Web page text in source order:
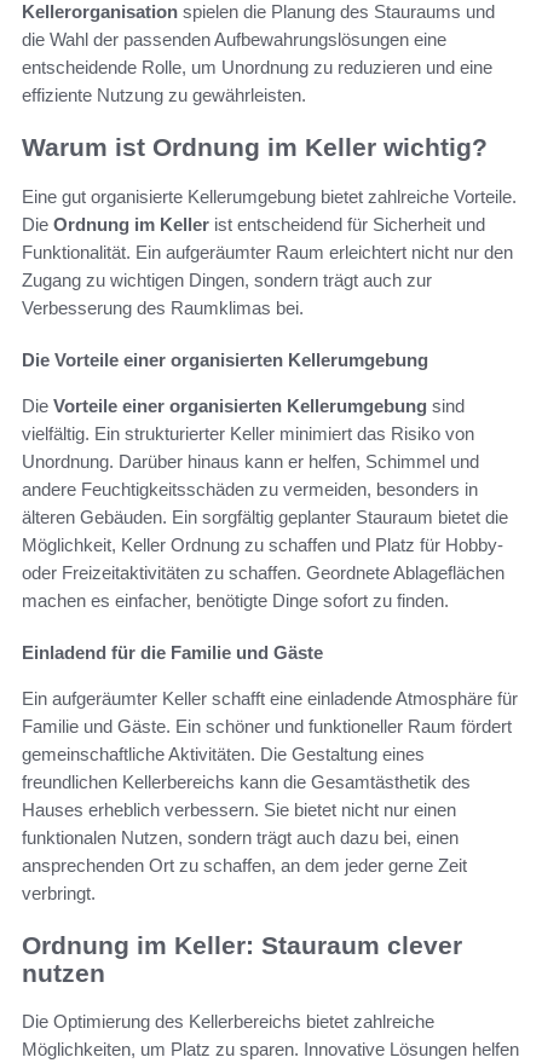
Kellerorganisation spielen die Planung des Stauraums und
die Wahl der passenden Aufbewahrungslösungen eine
entscheidende Rolle, um Unordnung zu reduzieren und eine
effiziente Nutzung zu gewährleisten.
Warum ist Ordnung im Keller wichtig?
Eine gut organisierte Kellerumgebung bietet zahlreiche Vorteile.
Die Ordnung im Keller ist entscheidend für Sicherheit und
Funktionalität. Ein aufgeräumter Raum erleichtert nicht nur den
Zugang zu wichtigen Dingen, sondern trägt auch zur
Verbesserung des Raumklimas bei.
Die Vorteile einer organisierten Kellerumgebung
Die Vorteile einer organisierten Kellerumgebung sind
vielfältig. Ein strukturierter Keller minimiert das Risiko von
Unordnung. Darüber hinaus kann er helfen, Schimmel und
andere Feuchtigkeitsschäden zu vermeiden, besonders in
älteren Gebäuden. Ein sorgfältig geplanter Stauraum bietet die
Möglichkeit, Keller Ordnung zu schaffen und Platz für Hobby-
oder Freizeitaktivitäten zu schaffen. Geordnete Ablageflächen
machen es einfacher, benötigte Dinge sofort zu finden.
Einladend für die Familie und Gäste
Ein aufgeräumter Keller schafft eine einladende Atmosphäre für
Familie und Gäste. Ein schöner und funktioneller Raum fördert
gemeinschaftliche Aktivitäten. Die Gestaltung eines
freundlichen Kellerbereichs kann die Gesamtästhetik des
Hauses erheblich verbessern. Sie bietet nicht nur einen
funktionalen Nutzen, sondern trägt auch dazu bei, einen
ansprechenden Ort zu schaffen, an dem jeder gerne Zeit
verbringt.
Ordnung im Keller: Stauraum clever
nutzen
Die Optimierung des Kellerbereichs bietet zahlreiche
Möglichkeiten, um Platz zu sparen. Innovative Lösungen helfen